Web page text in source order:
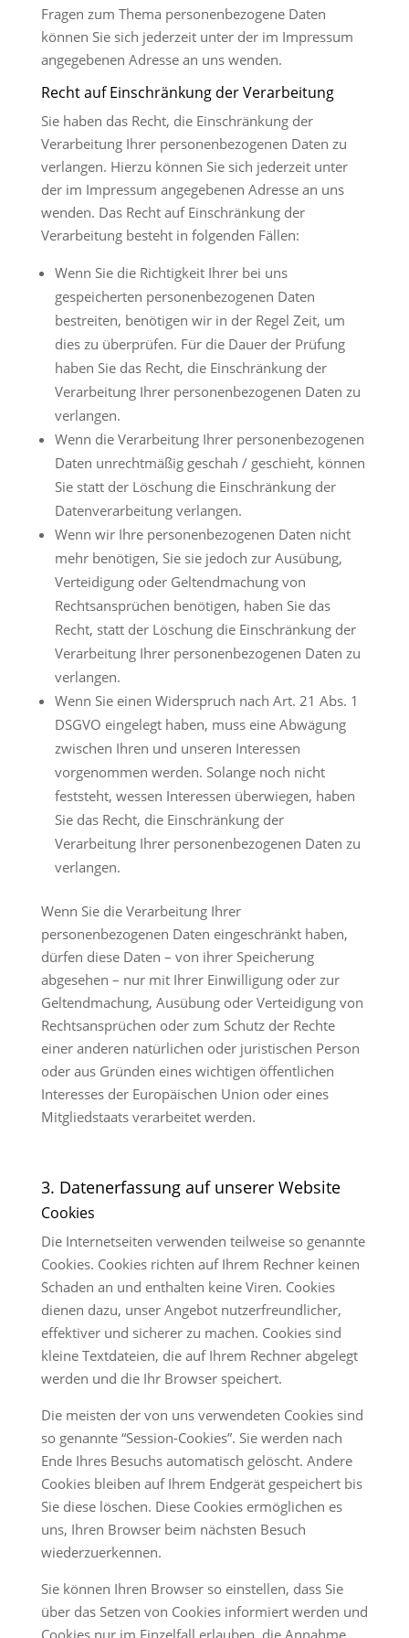
Fragen zum Thema personenbezogene Daten
können Sie sich jederzeit unter der im Impressum
angegebenen Adresse an uns wenden.
Recht auf Einschränkung der Verarbeitung
Sie haben das Recht, die Einschränkung der
Verarbeitung Ihrer personenbezogenen Daten zu
verlangen. Hierzu können Sie sich jederzeit unter
der im Impressum angegebenen Adresse an uns
wenden. Das Recht auf Einschränkung der
Verarbeitung besteht in folgenden Fällen:
Wenn Sie die Richtigkeit Ihrer bei uns
gespeicherten personenbezogenen Daten
bestreiten, benötigen wir in der Regel Zeit, um
dies zu überprüfen. Für die Dauer der Prüfung
haben Sie das Recht, die Einschränkung der
Verarbeitung Ihrer personenbezogenen Daten zu
verlangen.
Wenn die Verarbeitung Ihrer personenbezogenen
Daten unrechtmäßig geschah / geschieht, können
Sie statt der Löschung die Einschränkung der
Datenverarbeitung verlangen.
Wenn wir Ihre personenbezogenen Daten nicht
mehr benötigen, Sie sie jedoch zur Ausübung,
Verteidigung oder Geltendmachung von
Rechtsansprüchen benötigen, haben Sie das
Recht, statt der Löschung die Einschränkung der
Verarbeitung Ihrer personenbezogenen Daten zu
verlangen.
Wenn Sie einen Widerspruch nach Art. 21 Abs. 1
DSGVO eingelegt haben, muss eine Abwägung
zwischen Ihren und unseren Interessen
vorgenommen werden. Solange noch nicht
feststeht, wessen Interessen überwiegen, haben
Sie das Recht, die Einschränkung der
Verarbeitung Ihrer personenbezogenen Daten zu
verlangen.
Wenn Sie die Verarbeitung Ihrer
personenbezogenen Daten eingeschränkt haben,
dürfen diese Daten – von ihrer Speicherung
abgesehen – nur mit Ihrer Einwilligung oder zur
Geltendmachung, Ausübung oder Verteidigung von
Rechtsansprüchen oder zum Schutz der Rechte
einer anderen natürlichen oder juristischen Person
oder aus Gründen eines wichtigen öffentlichen
Interesses der Europäischen Union oder eines
Mitgliedstaats verarbeitet werden.
3. Datenerfassung auf unserer Website
Cookies
Die Internetseiten verwenden teilweise so genannte
Cookies. Cookies richten auf Ihrem Rechner keinen
Schaden an und enthalten keine Viren. Cookies
dienen dazu, unser Angebot nutzerfreundlicher,
effektiver und sicherer zu machen. Cookies sind
kleine Textdateien, die auf Ihrem Rechner abgelegt
werden und die Ihr Browser speichert.
Die meisten der von uns verwendeten Cookies sind
so genannte “Session-Cookies”. Sie werden nach
Ende Ihres Besuchs automatisch gelöscht. Andere
Cookies bleiben auf Ihrem Endgerät gespeichert bis
Sie diese löschen. Diese Cookies ermöglichen es
uns, Ihren Browser beim nächsten Besuch
wiederzuerkennen.
Sie können Ihren Browser so einstellen, dass Sie
über das Setzen von Cookies informiert werden und
Cookies nur im Einzelfall erlauben, die Annahme